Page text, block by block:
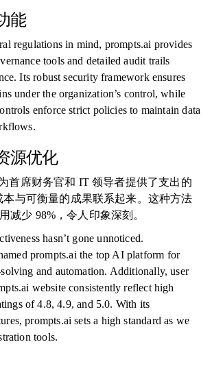
能
regulations in mind, prompts.ai provides
tools and detailed audit trails
Its robust security framework ensures
under the organization’s control, while
enforce strict policies to maintain data
源优化
首席财务官和 IT 领导者提供了支出的
与可衡量的成果联系起来。这种方法
减少 98%，令人印象深刻。
hasn’t gone unnoticed.
prompts.ai the top AI platform for
and automation. Additionally, user
website consistently reflect high
of 4.8, 4.9, and 5.0. With its
prompts.ai sets a high standard as we
tools.